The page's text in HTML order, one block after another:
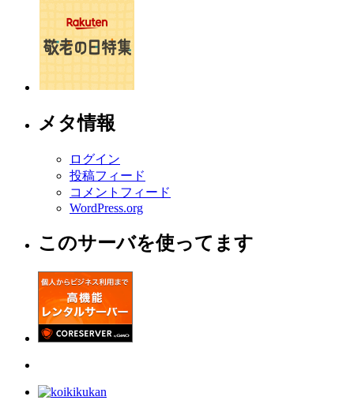
メタ情報
ログイン
投稿フィード
コメントフィード
WordPress.org
このサーバを使ってます